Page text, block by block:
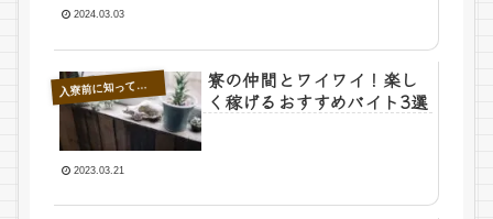
2024.03.03
入
寮の仲間とワイワイ！楽し
く稼げるおすすめバイト3選
2023.03.21